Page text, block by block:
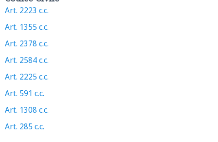
Art. 2223 c.c.
Art. 1355 c.c.
Art. 2378 c.c.
Art. 2584 c.c.
Art. 2225 c.c.
Art. 591 c.c.
Art. 1308 c.c.
Art. 285 c.c.